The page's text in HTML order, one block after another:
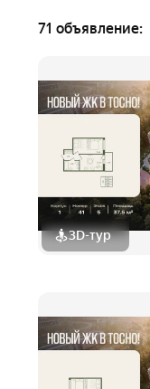
71 объявление:
3D-тур